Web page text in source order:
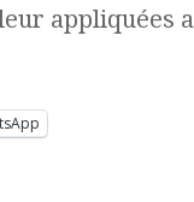
appliquées